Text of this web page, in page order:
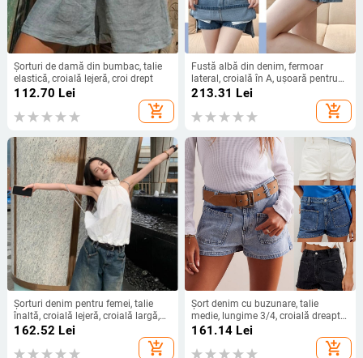
Șorturi de damă din bumbac, talie
elastică, croială lejeră, croi drept
112.70 Lei
add_shopping_cart
Fustă albă din denim, fermoar
lateral, croială în A, ușoară pentru
vară, acoperă șoldurile și subțiază
silueta, pentru femei de talie mică
213.31 Lei
add_shopping_cart
Șorturi denim pentru femei, talie
înaltă, croială lejeră, croială largă,
lungime medie, 50–70% bumbac
162.52 Lei
add_shopping_cart
Șort denim cu buzunare, talie
medie, lungime 3/4, croială dreaptă,
stil street hipster, elasticitate
161.14 Lei
add_shopping_cart